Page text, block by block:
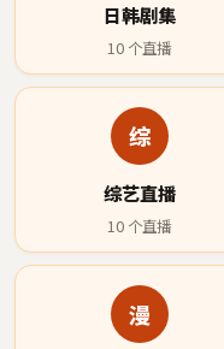
日韩剧集
10 个直播
综
综艺直播
10 个直播
漫